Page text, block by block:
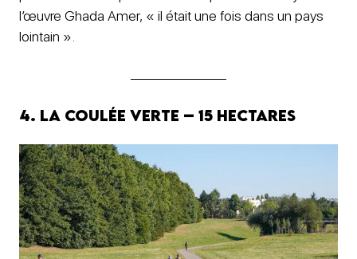
l’œuvre Ghada Amer, « il était une fois dans un pays
lointain ».
4. La coulée verte – 15 hectares